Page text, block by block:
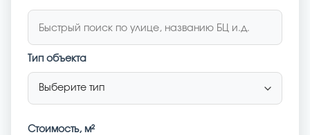
Тип объекта
Стоимость, м²